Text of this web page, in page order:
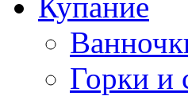
Горки и